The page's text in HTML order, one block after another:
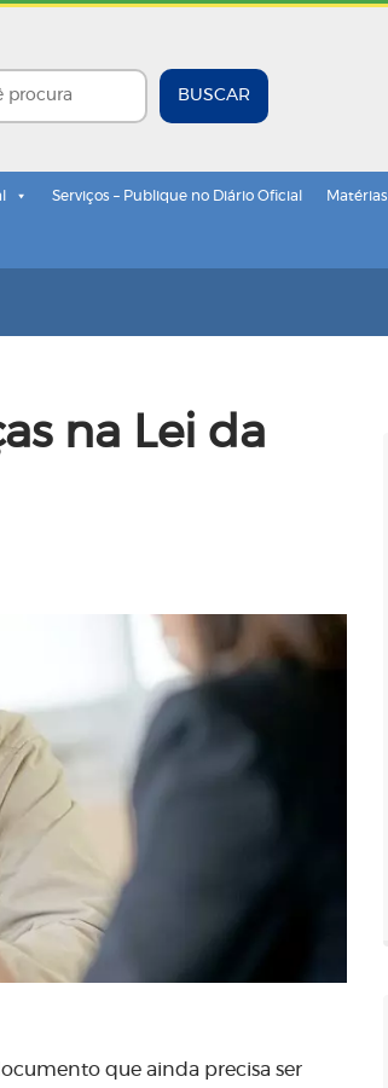
BUSCAR
Serviços – Publique no Diário Oficial Matérias
na Lei da
que ainda precisa ser